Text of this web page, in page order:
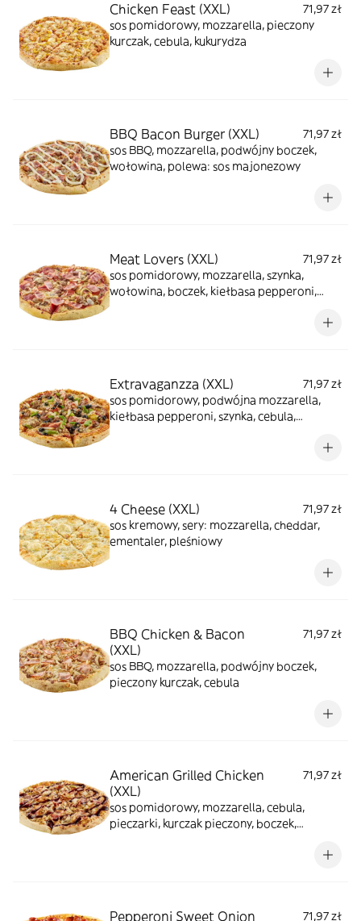
Chicken Feast (XXL)
71,97 zł
sos pomidorowy, mozzarella, pieczony
kurczak, cebula, kukurydza
BBQ Bacon Burger (XXL)
71,97 zł
sos BBQ, mozzarella, podwójny boczek,
wołowina, polewa: sos majonezowy
Meat Lovers (XXL)
71,97 zł
sos pomidorowy, mozzarella, szynka,
wołowina, boczek, kiełbasa pepperoni,
Extravaganzza (XXL)
71,97 zł
sos pomidorowy, podwójna mozzarella,
kiełbasa pepperoni, szynka, cebula,
4 Cheese (XXL)
71,97 zł
sos kremowy, sery: mozzarella, cheddar,
ementaler, pleśniowy
BBQ Chicken & Bacon
(XXL)
71,97 zł
sos BBQ, mozzarella, podwójny boczek,
pieczony kurczak, cebula
American Grilled Chicken
(XXL)
71,97 zł
sos pomidorowy, mozzarella, cebula,
pieczarki, kurczak pieczony, boczek,
Pepperoni Sweet Onion 71,97 zł